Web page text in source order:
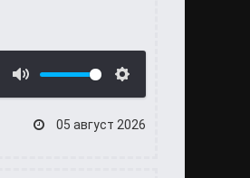
05 август 2026